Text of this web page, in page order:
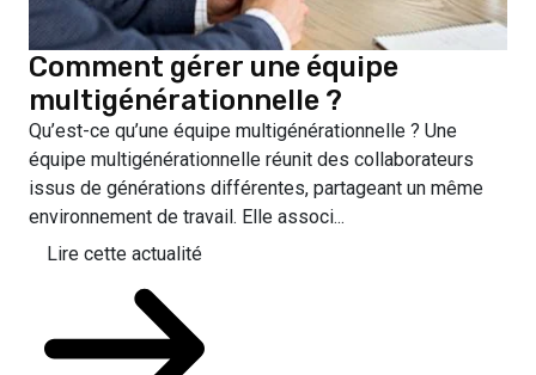
Comment gérer une équipe
multigénérationnelle ?
Qu’est-ce qu’une équipe multigénérationnelle ? Une
équipe multigénérationnelle réunit des collaborateurs
issus de générations différentes, partageant un même
environnement de travail. Elle associ...
Lire cette actualité